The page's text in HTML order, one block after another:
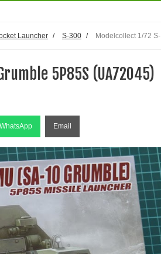
Launcher / S-300 /
Modelcollect 1/72 S-
5P85S (UA72045)
WhatsApp Email